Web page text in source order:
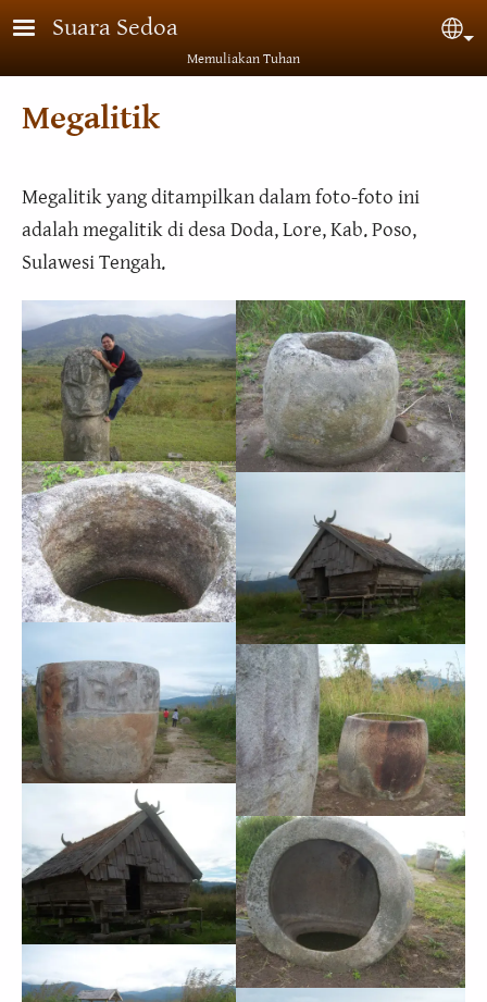
Lompat ke isi utama
Suara Sedoa
Memuliakan Tuhan
Megalitik
Megalitik yang ditampilkan dalam foto-foto ini
adalah megalitik di desa Doda, Lore, Kab. Poso,
Sulawesi Tengah.